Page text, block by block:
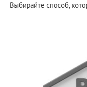
Выбирайте способ,